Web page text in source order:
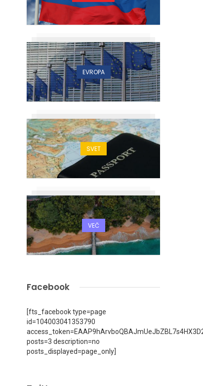
EVROPA
SVET
VEČ
Facebook
[fts_facebook type=page
id=104003041353790
posts=3 description=no
posts_displayed=page_only]